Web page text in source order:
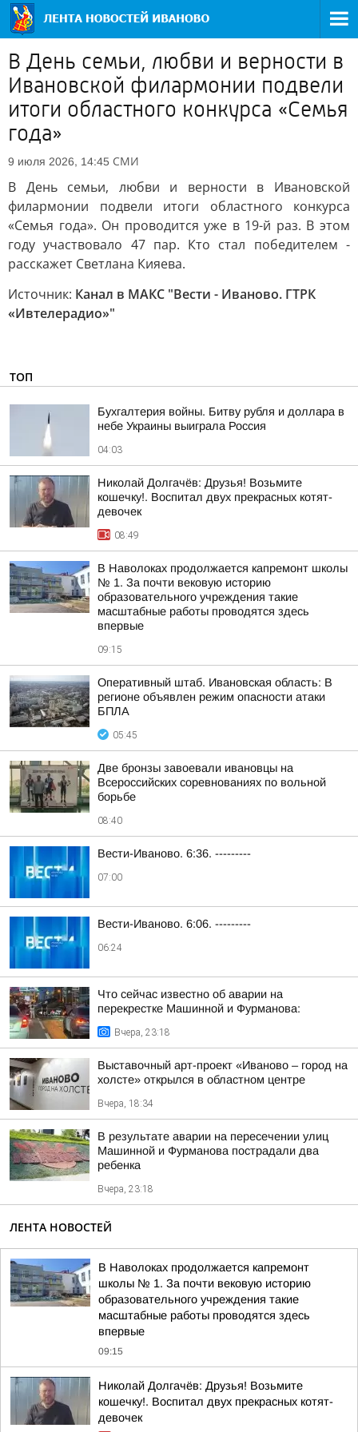
В День семьи, любви и верности в
Ивановской филармонии подвели
итоги областного конкурса «Семья
года»
9 июля 2026, 14:45 СМИ
В День семьи, любви и верности в Ивановской
филармонии подвели итоги областного конкурса
«Семья года». Он проводится уже в 19-й раз. В этом
году участвовало 47 пар. Кто стал победителем -
расскажет Светлана Кияева.
Источник: Канал в МАКС "Вести - Иваново. ГТРК
«Ивтелерадио»"
ТОП
Бухгалтерия войны. Битву рубля и доллара в
небе Украины выиграла Россия
04:03
Николай Долгачёв: Друзья! Возьмите
кошечку!. Воспитал двух прекрасных котят-
девочек
08:49
В Наволоках продолжается капремонт школы
№ 1. За почти вековую историю
образовательного учреждения такие
масштабные работы проводятся здесь
впервые
09:15
Оперативный штаб. Ивановская область: В
регионе объявлен режим опасности атаки
БПЛА
05:45
Две бронзы завоевали ивановцы на
Всероссийских соревнованиях по вольной
борьбе
08:40
Вести-Иваново. 6:36. ---------
07:00
Вести-Иваново. 6:06. ---------
06:24
Что сейчас известно об аварии на
перекрестке Машинной и Фурманова:
Вчера, 23:18
Выставочный арт-проект «Иваново – город на
холсте» открылся в областном центре
Вчера, 18:34
В результате аварии на пересечении улиц
Машинной и Фурманова пострадали два
ребенка
Вчера, 23:18
ЛЕНТА НОВОСТЕЙ
В Наволоках продолжается капремонт
школы № 1. За почти вековую историю
образовательного учреждения такие
масштабные работы проводятся здесь
впервые
09:15
Николай Долгачёв: Друзья! Возьмите
кошечку!. Воспитал двух прекрасных котят-
девочек